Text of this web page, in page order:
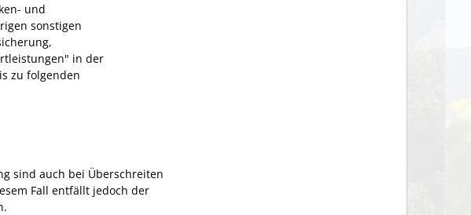
und
sonstigen
in der
zu folgenden
sind auch bei Überschreiten
Fall entfällt jedoch der